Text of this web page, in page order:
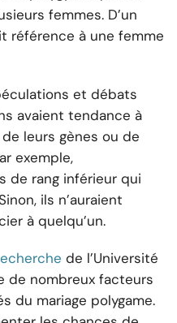
femmes. D’un
référence à une femme
et débats
avaient tendance à
leurs gènes ou de
exemple,
de rang inférieur qui
ils n’auraient
à quelqu’un.
de l’Université
de nombreux facteurs
du mariage polygame.